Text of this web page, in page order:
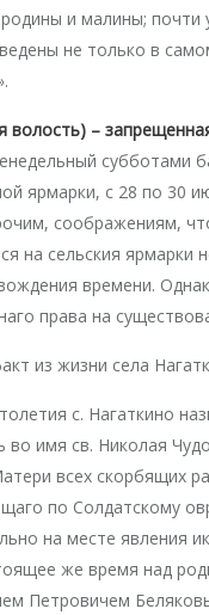
и малины; почти
не только в
волость) –
субботами
ярмарки, с 28 по 30
соображениям,
сельския ярмарки
времени.
права на
из жизни села
с. Нагаткино
во имя св. Николая
всех скорбящих
по Солдатскому
на месте явления
же время над
Петровичем